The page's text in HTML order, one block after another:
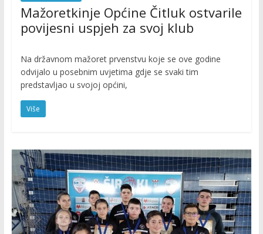
Mažoretkinje Općine Čitluk ostvarile
povijesni uspjeh za svoj klub
Na državnom mažoret prvenstvu koje se ove godine
odvijalo u posebnim uvjetima gdje se svaki tim
predstavljao u svojoj općini,
Više